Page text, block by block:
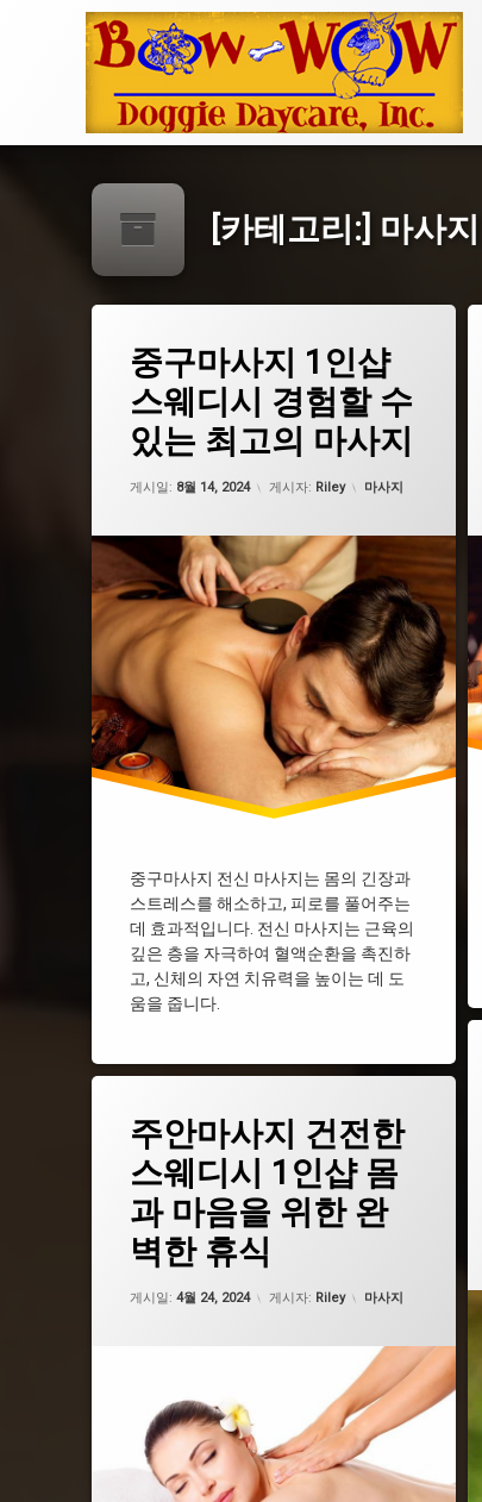
[카테고리:] 마사지
중구마사지 1인샵
스웨디시 경험할 수
있는 최고의 마사지
게시일: 8월 14, 2024
업데이트 날짜: 2월 19, 2025
게시자: Riley 카테고리:
마사지
중구마사지 전신 마사지는 몸의 긴장과
스트레스를 해소하고, 피로를 풀어주는
데 효과적입니다. 전신 마사지는 근육의
깊은 층을 자극하여 혈액순환을 촉진하
고, 신체의 자연 치유력을 높이는 데 도
움을 줍니다.
중구1인샵
중구마사지
중구스웨디시
주안마사지 건전한
스웨디시 1인샵 몸
과 마음을 위한 완
벽한 휴식
게시일: 4월 24, 2024
업데이트 날짜: 2월 19, 2025
게시자: Riley 카테고리:
마사지
주안1인샵
주안건마
주안마사지
주안스웨디시